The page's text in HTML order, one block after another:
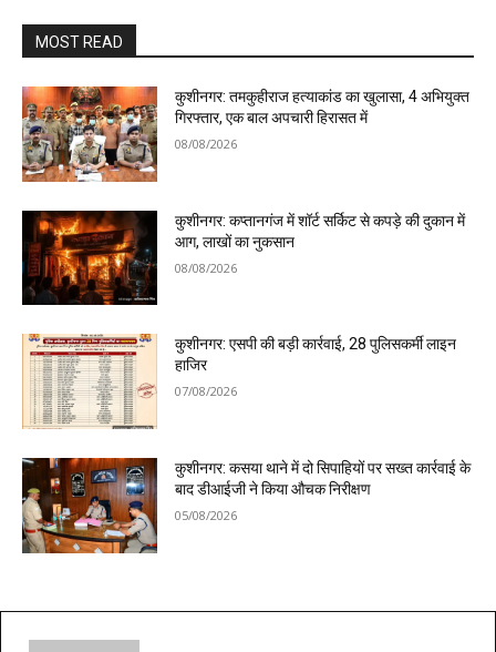
MOST READ
कुशीनगर: तमकुहीराज हत्याकांड का खुलासा, 4 अभियुक्त
गिरफ्तार, एक बाल अपचारी हिरासत में
08/08/2026
कुशीनगर: कप्तानगंज में शॉर्ट सर्किट से कपड़े की दुकान में
आग, लाखों का नुकसान
08/08/2026
कुशीनगर: एसपी की बड़ी कार्रवाई, 28 पुलिसकर्मी लाइन
हाजिर
07/08/2026
कुशीनगर: कसया थाने में दो सिपाहियों पर सख्त कार्रवाई के
बाद डीआईजी ने किया औचक निरीक्षण
05/08/2026